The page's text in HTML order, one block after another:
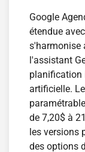
Google
étendue
s'harmonise
l'assistant
planification
artificielle.
de 7,20$ à
les versions
des options